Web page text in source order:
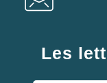
Les